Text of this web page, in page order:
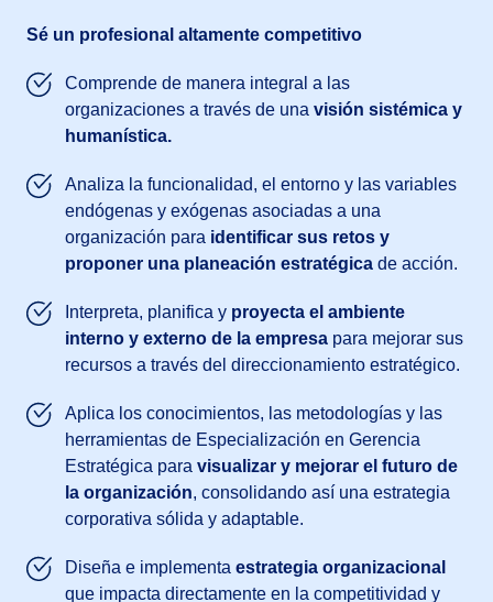
Sé un profesional altamente competitivo
Comprende de manera integral a las
organizaciones a través de una visión sistémica y
humanística.
Analiza la funcionalidad, el entorno y las variables
endógenas y exógenas asociadas a una
organización para identificar sus retos y
proponer una planeación estratégica de acción.
Interpreta, planifica y proyecta el ambiente
interno y externo de la empresa para mejorar sus
recursos a través del direccionamiento estratégico.
Aplica los conocimientos, las metodologías y las
herramientas de Especialización en Gerencia
Estratégica para visualizar y mejorar el futuro de
la organización, consolidando así una estrategia
corporativa sólida y adaptable.
Diseña e implementa estrategia organizacional
que impacta directamente en la competitividad y